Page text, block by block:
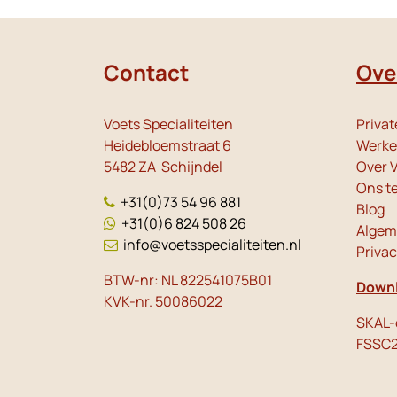
Contact
Voets Specialiteiten
Heidebloemstraat 6
5482 ZA Schijndel
+31(0)73 54 96 881
+31(0)6 824 508 26
info@voetsspecialiteiten.nl
BTW-nr: NL 822541075B01
KVK-nr. 50086022
Over
Ons
Blog